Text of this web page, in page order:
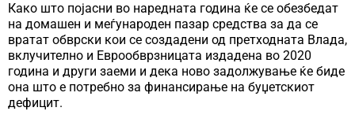
Како што појасни во наредната година ќе се обезбедат
на домашен и меѓународен пазар средства за да се
вратат обврски кои се создадени од претходната Влада,
вклучително и Еврообврзницата издадена во 2020
година и други заеми и дека ново задолжување ќе биде
она што е потребно за финансирање на буџетскиот
дефицит.